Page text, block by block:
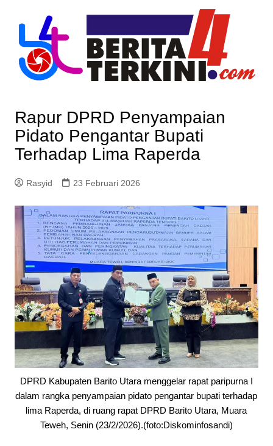
content
Rapur DPRD Penyampaian
Pidato Pengantar Bupati
Terhadap Lima Raperda
Rasyid 23 Februari 2026
DPRD Kabupaten Barito Utara menggelar rapat paripurna I
dalam rangka penyampaian pidato pengantar bupati terhadap
lima Raperda, di ruang rapat DPRD Barito Utara, Muara
Teweh, Senin (23/2/2026).(foto:Diskominfosandi)